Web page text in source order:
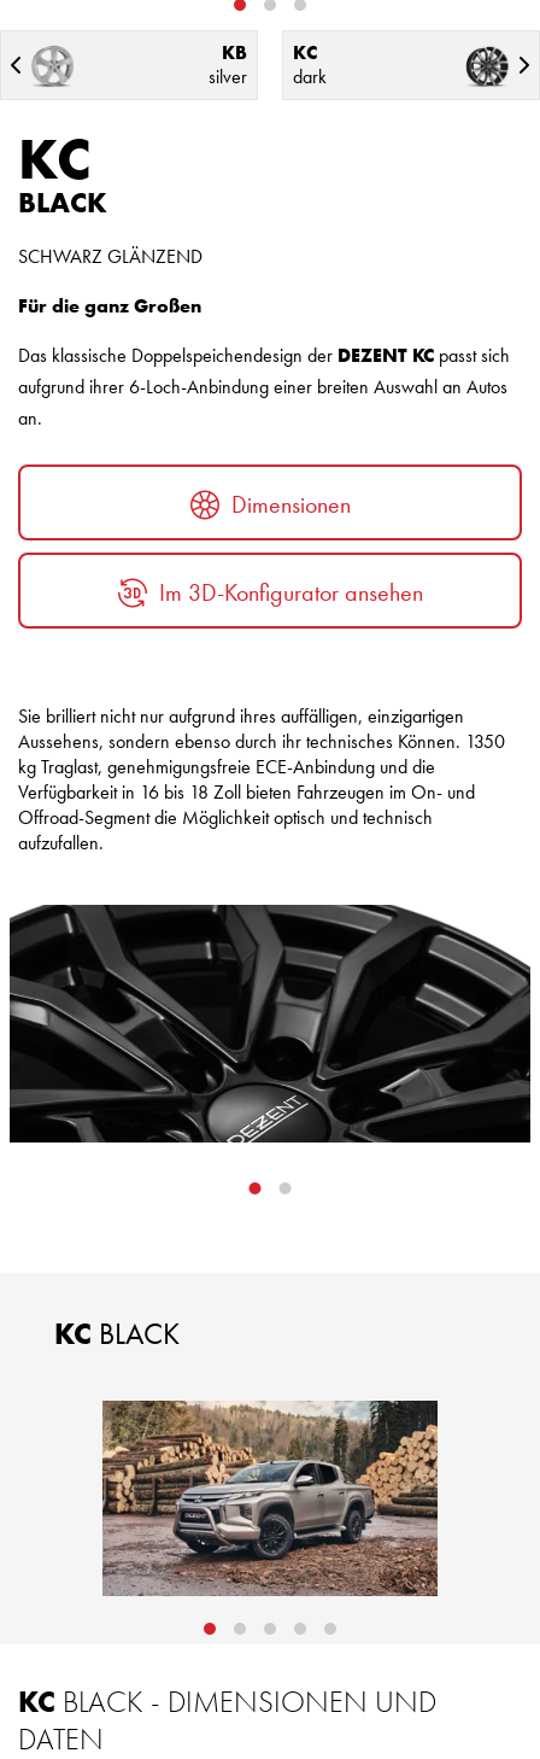
KB
silver
KC
dark
KC
BLACK
SCHWARZ GLÄNZEND
Für die ganz Großen
Das klassische Doppelspeichendesign der DEZENT KC passt sich
aufgrund ihrer 6-Loch-Anbindung einer breiten Auswahl an Autos
an.
Dimensionen
Im 3D-Konfigurator ansehen
Sie brilliert nicht nur aufgrund ihres auffälligen, einzigartigen
Aussehens, sondern ebenso durch ihr technisches Können. 1350
kg Traglast, genehmigungsfreie ECE-Anbindung und die
Verfügbarkeit in 16 bis 18 Zoll bieten Fahrzeugen im On- und
Offroad-Segment die Möglichkeit optisch und technisch
aufzufallen.
KC BLACK
KC BLACK - DIMENSIONEN UND
DATEN